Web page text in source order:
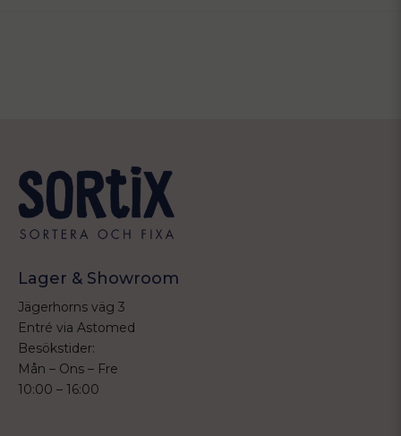
Lager & Showroom
Jägerhorns väg 3
Entré via Astomed
Besökstider:
Mån – Ons – Fre
10:00 – 16:00